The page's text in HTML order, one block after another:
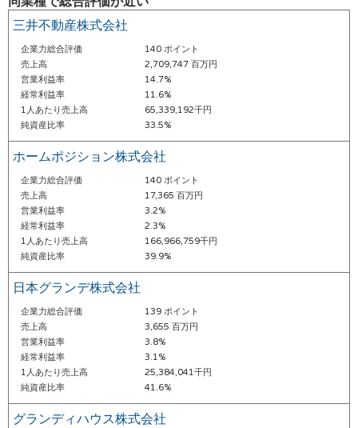
三井不動産株式会社
企業力総合評価
140 ポイント
売上高
2,709,747 百万円
営業利益率
14.7%
経常利益率
11.6%
1人あたり売上高
65,339,192千円
純資産比率
33.5%
ホームポジション株式会社
企業力総合評価
140 ポイント
売上高
17,365 百万円
営業利益率
3.2%
経常利益率
2.3%
1人あたり売上高
166,966,759千円
純資産比率
39.9%
日本グランデ株式会社
企業力総合評価
139 ポイント
売上高
3,655 百万円
営業利益率
3.8%
経常利益率
3.1%
1人あたり売上高
25,384,041千円
純資産比率
41.6%
グランディハウス株式会社